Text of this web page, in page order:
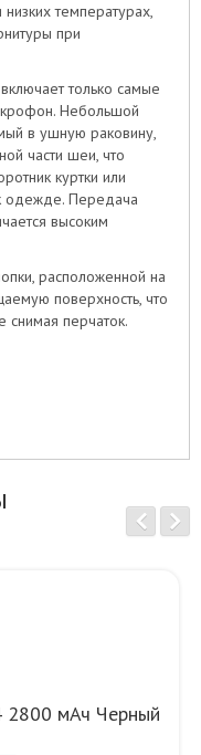
температурах,
при
только самые
Небольшой
в ушную раковину,
части шеи, что
куртки или
одежде. Передача
высоким
расположенной на
поверхность, что
перчаток.
2800 мАч Черный